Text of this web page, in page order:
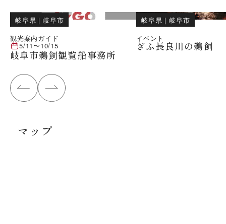
岐阜県 ｜岐阜市
観光案内ガイド
5/11〜10/15
岐阜市鵜飼観覧船事務所
岐阜県 ｜岐阜市
イベント
ぎふ長良川の鵜飼
マップ